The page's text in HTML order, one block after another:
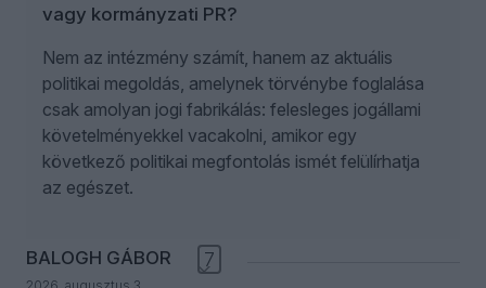
vagy kormányzati PR?
Nem az intézmény számít, hanem az aktuális
politikai megoldás, amelynek törvénybe foglalása
csak amolyan jogi fabrikálás: felesleges jogállami
követelményekkel vacakolni, amikor egy
következő politikai megfontolás ismét felülírhatja
az egészet.
BALOGH GÁBOR 7